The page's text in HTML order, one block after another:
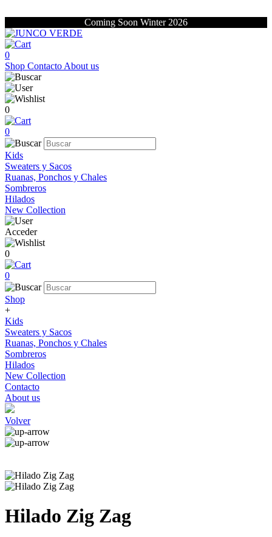
Coming Soon Winter 2026
0
Shop Contacto About us
0
0
Kids
Sweaters y Sacos
Ruanas, Ponchos y Chales
Sombreros
Hilados
New Collection
Acceder
0
0
Shop
+
Kids
Sweaters y Sacos
Ruanas, Ponchos y Chales
Sombreros
Hilados
New Collection
Contacto
About us
Volver
Hilado Zig Zag